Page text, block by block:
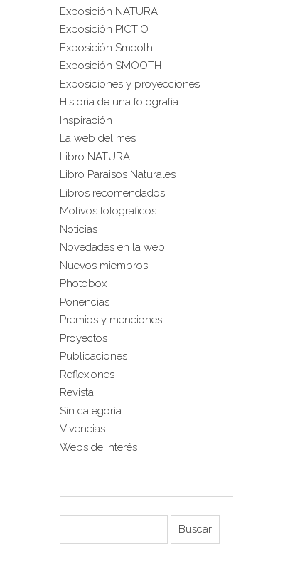
Exposición NATURA
Exposición PICTIO
Exposición Smooth
Exposición SMOOTH
Exposiciones y proyecciones
Historia de una fotografía
Inspiración
La web del mes
Libro NATURA
Libro Paraisos Naturales
Libros recomendados
Motivos fotograficos
Noticias
Novedades en la web
Nuevos miembros
Photobox
Ponencias
Premios y menciones
Proyectos
Publicaciones
Reflexiones
Revista
Sin categoría
Vivencias
Webs de interés